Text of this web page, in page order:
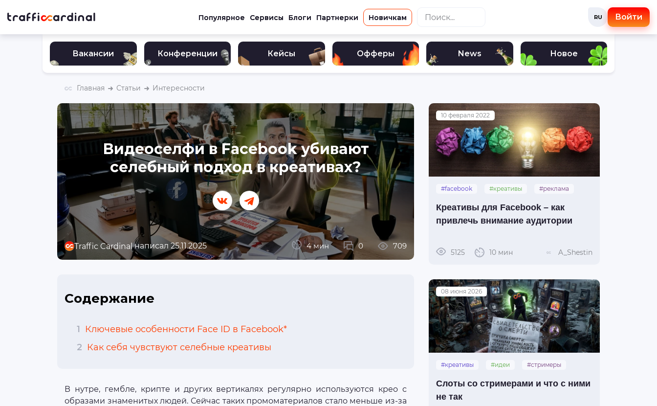
Популярное Сервисы Блоги Партнерки Новичкам RU Войти
Вакансии Конференции Кейсы Офферы News Новое
Главная Статьи Интересности
Видеоселфи в Facebook убивают
селебный подход в креативах?
Traffic Cardinalнаписал 25.11.2025 4 мин 0 709
Содержание
1
Ключевые особенности Face ID в Facebook*
2 Как себя чувствуют селебные креативы
В нутре, гембле, крипте и других вертикалях регулярно используются крео с
образами знаменитых людей. Сейчас таких промоматериалов стало меньше из-за
10 февраля 2022
#facebook #креативы #реклама
Креативы для Facebook – как
привлечь внимание аудитории
5125 10 мин A_Shestin
08 июня 2026
#креативы #идеи
#стримеры
Слоты со стримерами и что с ними
не так